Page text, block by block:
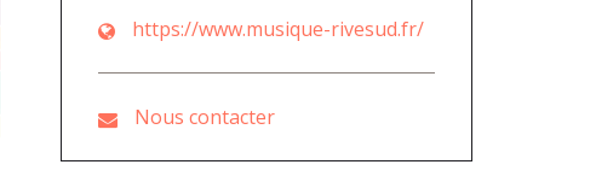
https://www.musique-rivesud.fr/
Nous contacter